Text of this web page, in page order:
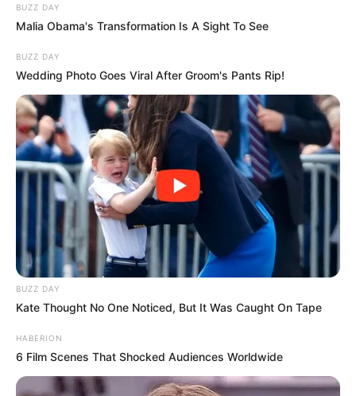
BUZZ DAY
Malia Obama's Transformation Is A Sight To See
BUZZ DAY
Wedding Photo Goes Viral After Groom's Pants Rip!
BUZZ DAY
Kate Thought No One Noticed, But It Was Caught On Tape
HABERION
6 Film Scenes That Shocked Audiences Worldwide